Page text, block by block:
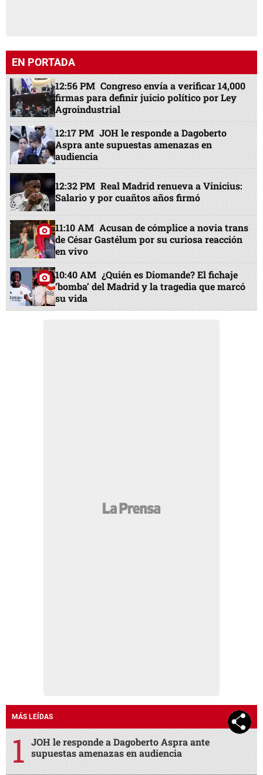
EN PORTADA
12:56 PM Congreso envía a verificar 14,000
firmas para definir juicio político por Ley
Agroindustrial
12:17 PM JOH le responde a Dagoberto
Aspra ante supuestas amenazas en
audiencia
12:32 PM Real Madrid renueva a Vinicius:
Salario y por cuañtos años firmó
11:10 AM Acusan de cómplice a novia trans
de César Gastélum por su curiosa reacción
en vivo
10:40 AM ¿Quién es Diomande? El fichaje
‘bomba’ del Madrid y la tragedia que marcó
su vida
MÁS LEÍDAS
JOH le responde a Dagoberto Aspra ante
supuestas amenazas en audiencia